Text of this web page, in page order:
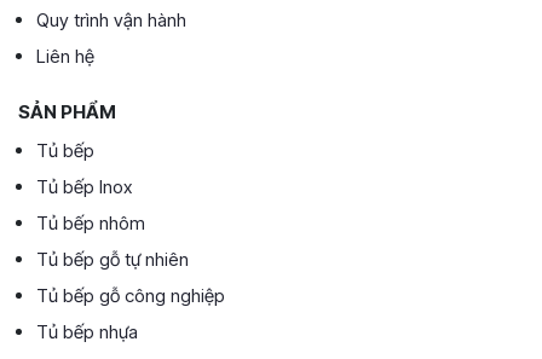
Quy trình vận hành
Liên hệ
SẢN PHẨM
Tủ bếp
Tủ bếp Inox
Tủ bếp nhôm
Tủ bếp gỗ tự nhiên
Tủ bếp gỗ công nghiệp
Tủ bếp nhựa